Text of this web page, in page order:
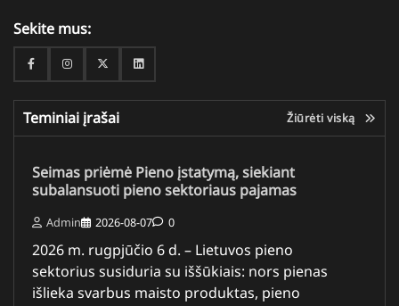
Sekite mus:
FacebookInstagramTwitterLinkedin
Teminiai įrašai Žiūrėti viską
Seimas priėmė Pieno įstatymą, siekiant
subalansuoti pieno sektoriaus pajamas
Admin 2026-08-07 0
2026 m. rugpjūčio 6 d. – Lietuvos pieno
sektorius susiduria su iššūkiais: nors pienas
išlieka svarbus maisto produktas, pieno